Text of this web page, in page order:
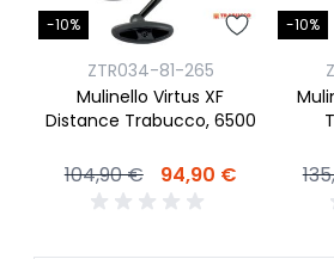
-10%
ZTR034-81-265
Mulinello Virtus XF
Distance Trabucco, 6500
104,90 € 94,90 €
-10%